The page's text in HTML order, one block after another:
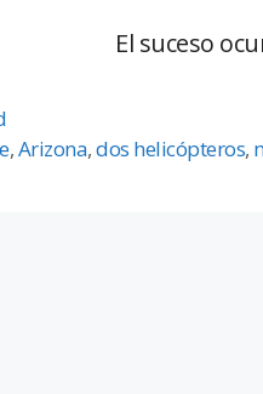
El suceso
,Arizona,dos helicópteros,